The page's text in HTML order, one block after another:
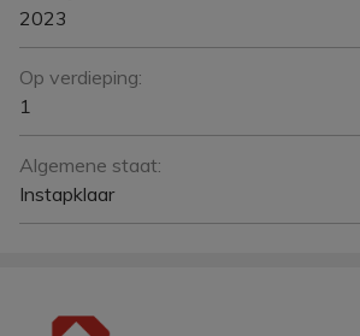
2023
Op verdieping:
1
Algemene staat:
Instapklaar